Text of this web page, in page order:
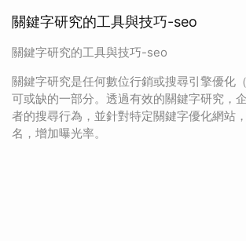
關鍵字研究的工具與技巧-seo
關鍵字研究的工具與技巧-seo
關鍵字研究是任何數位行銷或搜尋引擎優化
可或缺的一部分。透過有效的關鍵字研究，
者的搜尋行為，並針對特定關鍵字優化網站
名，增加曝光率。